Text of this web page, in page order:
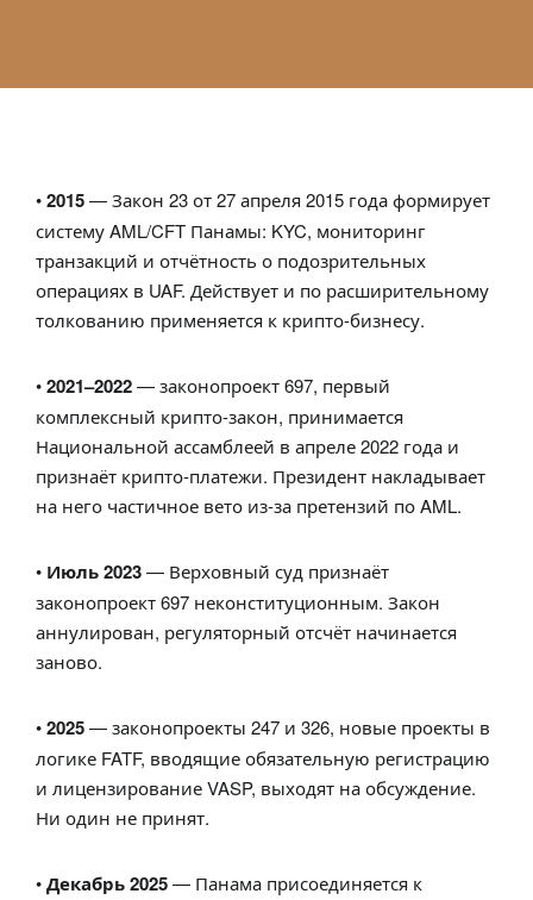
•2015— Закон 23 от 27 апреля 2015 года формирует
систему AML/CFT Панамы: KYC, мониторинг
транзакций и отчётность о подозрительных
операциях в UAF. Действует и по расширительному
толкованию применяется к крипто-бизнесу.
•2021–2022— законопроект 697, первый
комплексный крипто-закон, принимается
Национальной ассамблеей в апреле 2022 года и
признаёт крипто-платежи. Президент накладывает
на него частичное вето из-за претензий по AML.
• Июль 2023— Верховный суд признаёт
законопроект 697 неконституционным. Закон
аннулирован, регуляторный отсчёт начинается
заново.
•2025— законопроекты 247 и 326, новые проекты в
логике FATF, вводящие обязательную регистрацию
и лицензирование VASP, выходят на обсуждение.
Ни один не принят.
•Декабрь 2025— Панама присоединяется к